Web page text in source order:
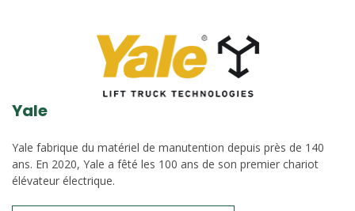
Yale
Yale fabrique du matériel de manutention depuis près de 140
ans. En 2020, Yale a fêté les 100 ans de son premier chariot
élévateur électrique.